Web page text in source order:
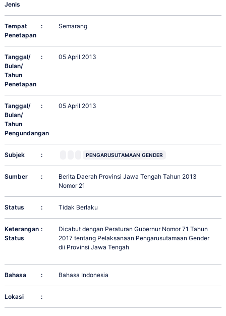
Jenis
Tempat
Penetapan
: Semarang
Tanggal/
Bulan/
Tahun
Penetapan
: 05 April 2013
Tanggal/
Bulan/
Tahun
Pengundangan
: 05 April 2013
Subjek : PENGARUSUTAMAAN GENDER
Sumber :
Berita Daerah Provinsi Jawa Tengah Tahun 2013
Nomor 21
Status : Tidak Berlaku
Keterangan
Status
:
Dicabut dengan Peraturan Gubernur Nomor 71 Tahun
2017 tentang Pelaksanaan Pengarusutamaan Gender
dii Provinsi Jawa Tengah
Bahasa : Bahasa Indonesia
Lokasi :